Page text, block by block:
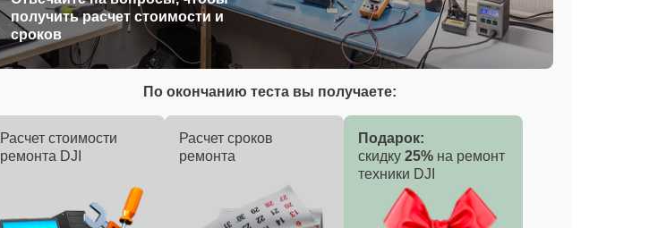
получить расчет стоимости и
сроков
По окончанию теста вы получаете:
Расчет стоимости
ремонта DJI
Расчет сроков
ремонта
Подарок:
скидку 25% на ремонт
техники DJI